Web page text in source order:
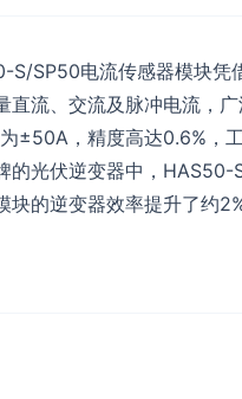
SP50电流传感器模块凭
流、交流及脉冲电流，
±50A，精度高达0.6%，
光伏逆变器中，HAS50-
的逆变器效率提升了约